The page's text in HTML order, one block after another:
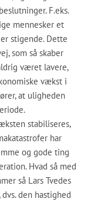
F.eks.
mennesker et
stigende. Dette
som så skaber
været lavere,
vækst i
at uligheden
stabiliseres,
har
og gode ting
Hvad så med
så Lars Tvedes
den hastighed